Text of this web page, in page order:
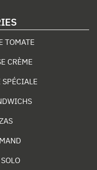
TOMATE
CRÈME